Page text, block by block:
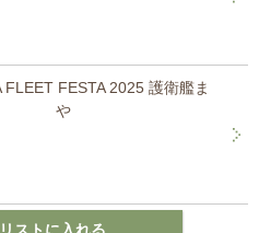
FLEET FESTA 2025 護衛艦ま
や